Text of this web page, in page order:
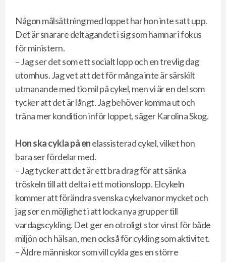
Någon målsättning medloppet har hon inte satt upp.
Det är snarare deltagandet i sig som hamnar i fokus
för ministern.
– Jag ser det som ett socialt lopp och en trevlig dag
utomhus. Jag vet att det för många inte är särskilt
utmanande med tio mil på cykel, men vi är en del som
tycker att det är långt. Jag behöver komma ut och
träna mer kondition inför loppet, säger Karolina Skog.
Hon ska cykla på enelassisterad cykel, vilket hon
bara ser fördelar med.
– Jag tycker att det är ett bra drag för att sänka
tröskeln till att delta i ett motionslopp. Elcykeln
kommer att förändra svenska cykelvanor mycket och
jag ser en möjlighet i att locka nya grupper till
vardagscykling. Det ger en otroligt stor vinst för både
miljön och hälsan, men också för cykling som aktivitet.
– Äldre människor som vill cykla ges en större